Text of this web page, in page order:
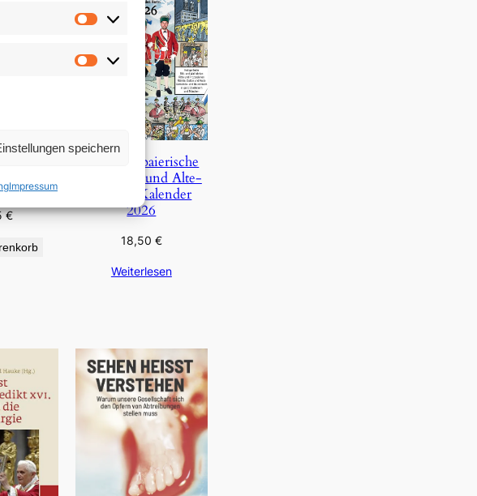
Vorlieben
Statistiken
speichern
Impressum
Erde
€
Der Oberbaierische
Fest-Täg- und Alte-
Bräuch-Kalender
2026
18,50 €
Weiterlesen